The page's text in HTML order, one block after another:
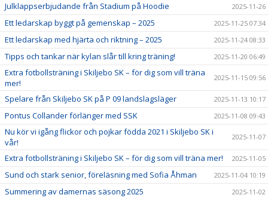
Julklappserbjudande från Stadium på Hoodie 2025-11-26
Ett ledarskap byggt på gemenskap – 2025 2025-11-25 07:34
Ett ledarskap med hjärta och riktning – 2025 2025-11-24 08:33
Tipps och tankar när kylan slår till kring träning! 2025-11-20 06:49
Extra fotbollsträning i Skiljebo SK – för dig som vill träna
mer!
2025-11-15 09:56
Spelare från Skiljebo SK på P 09 landslagsläger 2025-11-13 10:17
Pontus Collander förlänger med SSK 2025-11-08 09:43
Nu kör vi igång flickor och pojkar födda 2021 i Skiljebo SK i
vår!
2025-11-07
Extra fotbollsträning i Skiljebo SK – för dig som vill träna mer! 2025-11-05
Sund och stark senior, föreläsning med Sofia Åhman 2025-11-04 10:19
Summering av damernas säsong 2025 2025-11-02